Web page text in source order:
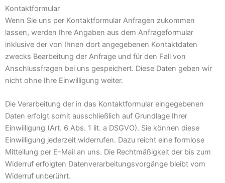
Kontaktformular
Wenn Sie uns per Kontaktformular Anfragen zukommen
lassen, werden Ihre Angaben aus dem Anfrageformular
inklusive der von Ihnen dort angegebenen Kontaktdaten
zwecks Bearbeitung der Anfrage und für den Fall von
Anschlussfragen bei uns gespeichert. Diese Daten geben wir
nicht ohne Ihre Einwilligung weiter.
Die Verarbeitung der in das Kontaktformular eingegebenen
Daten erfolgt somit ausschließlich auf Grundlage Ihrer
Einwilligung (Art. 6 Abs. 1 lit. a DSGVO). Sie können diese
Einwilligung jederzeit widerrufen. Dazu reicht eine formlose
Mitteilung per E-Mail an uns. Die Rechtmäßigkeit der bis zum
Widerruf erfolgten Datenverarbeitungsvorgänge bleibt vom
Widerruf unberührt.